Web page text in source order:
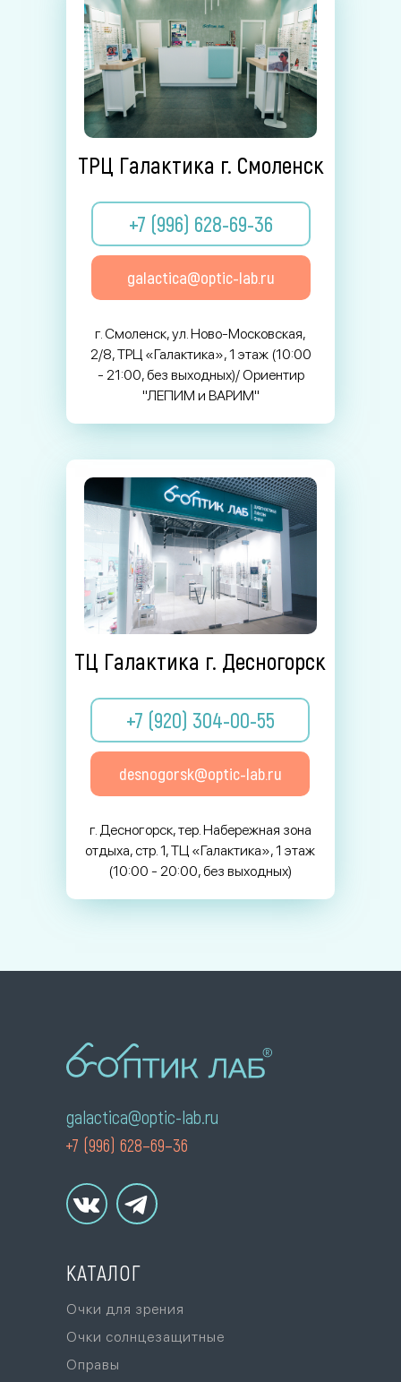
ТЦ Галактика г. Десногорск
+7 (920) 304-00-55
desnogorsk@optic-lab.ru
г. Десногорск, тер. Набережная зона
отдыха, стр. 1, ТЦ «Галактика», 1 этаж
(10:00 - 20:00, без выходных)
+7 (996) 628-69-36
galactica@optic-lab.ru
ТРЦ Галактика г. Смоленск
г. Смоленск, ул. Ново-Московская,
2/8, ТРЦ «Галактика», 1 этаж (10:00
- 21:00, без выходных)/ Ориентир
"ЛЕПИМ и ВАРИМ"
galactica@optic-lab.ru
Очки для зрения
Очки солнцезащитные
Оправы
+7 (996) 628–69–36
КАТАЛОГ